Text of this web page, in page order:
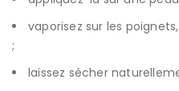
vaporisez sur les
;
laissez sécher